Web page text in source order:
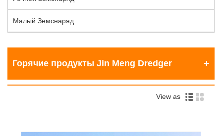
Малый Земснаряд
Горячие продукты Jin Meng Dredger
View as